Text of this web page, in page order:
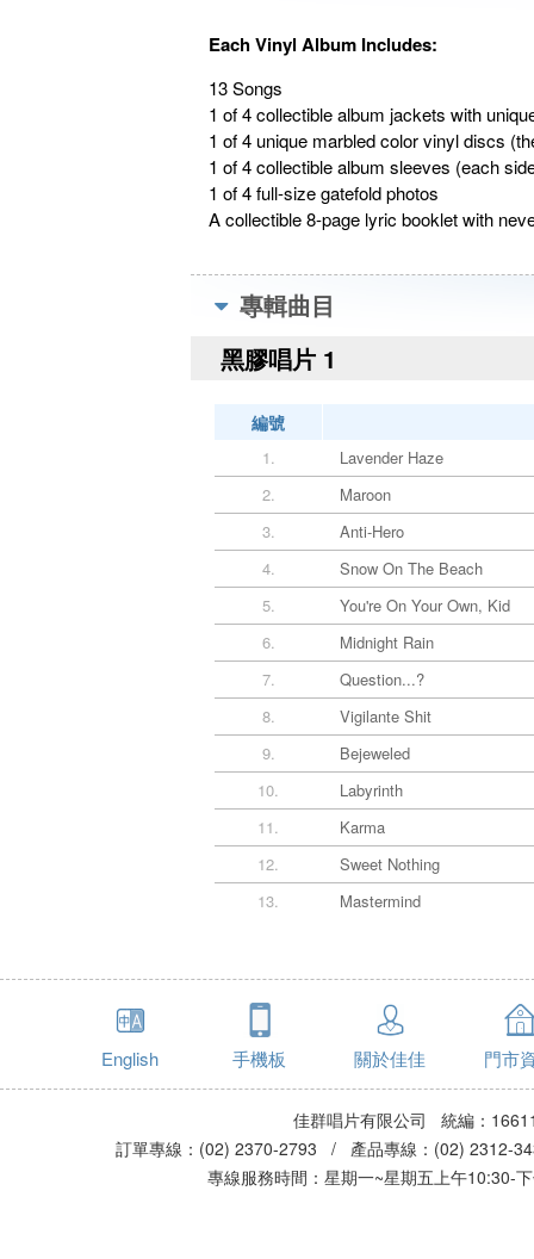
Each Vinyl Album Includes:
13 Songs
1 of 4 collectible album jackets with
1 of 4 unique marbled color vinyl discs
1 of 4 collectible album sleeves (each
1 of 4 full-size gatefold photos
A collectible 8-page lyric booklet with
專輯曲目
黑膠唱片 1
編號
1.
Lavender Haze
2.
Maroon
3.
Anti-Hero
4.
Snow On The Beach
5.
You're On Your Own, Kid
6.
Midnight Rain
7.
Question...?
8.
Vigilante Shit
9.
Bejeweled
10.
Labyrinth
11.
Karma
12.
Sweet Nothing
13.
Mastermind
English 手機板 關於佳佳 門市
佳群唱片有限公司 統編：
訂單專線：(02) 2370-2793 / 產品專線：(02)
專線服務時間：星期一~星期五上午10:30-